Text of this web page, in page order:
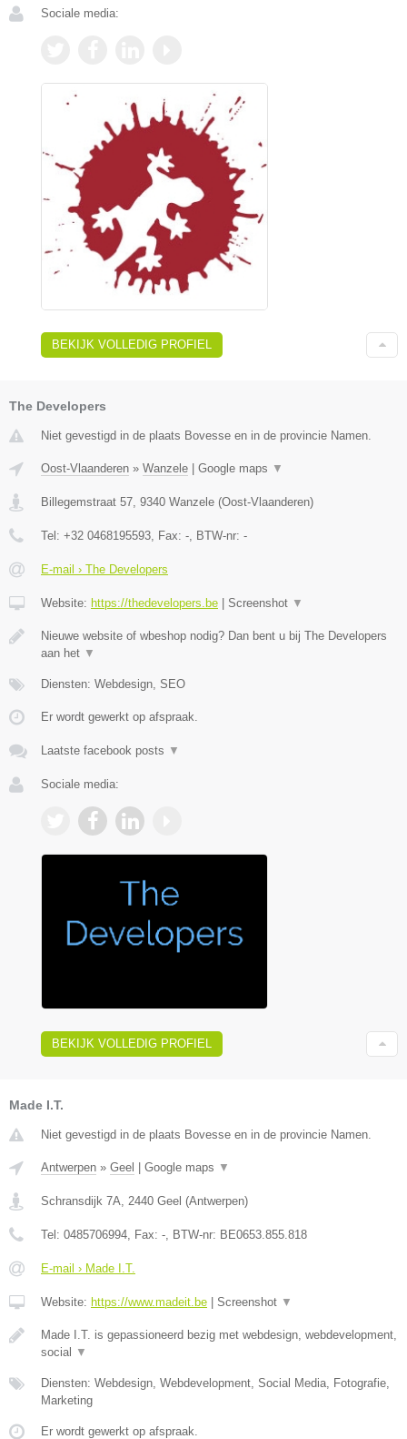
Sociale media:
BEKIJK VOLLEDIG PROFIEL
The Developers
Niet gevestigd in de plaats Bovesse en in de provincie Namen.
Oost-Vlaanderen » Wanzele Google maps ▼
Billegemstraat 57, 9340 Wanzele (Oost-Vlaanderen)
Tel: +32 0468195593, Fax: -, BTW-nr: -
E-mail › The Developers
Website: https://thedevelopers.be Screenshot ▼
Nieuwe website of wbeshop nodig? Dan bent u bij The Developers
aan het ▼
Diensten: Webdesign, SEO
Er wordt gewerkt op afspraak.
Laatste facebook posts ▼
Sociale media:
BEKIJK VOLLEDIG PROFIEL
Made I.T.
Niet gevestigd in de plaats Bovesse en in de provincie Namen.
Antwerpen » Geel Google maps ▼
Schransdijk 7A 2440 Geel (Antwerpen)
Tel: 0485706994 , Fax: - , BTW-nr: BE0653.855.818
E-mail › Made I.T.
Website: https://www.madeit.be Screenshot ▼
Made I.T. is gepassioneerd bezig met webdesign, webdevelopment,
social
▼
Diensten: Webdesign, Webdevelopment, Social Media, Fotografie,
Marketing
Er wordt gewerkt op afspraak.